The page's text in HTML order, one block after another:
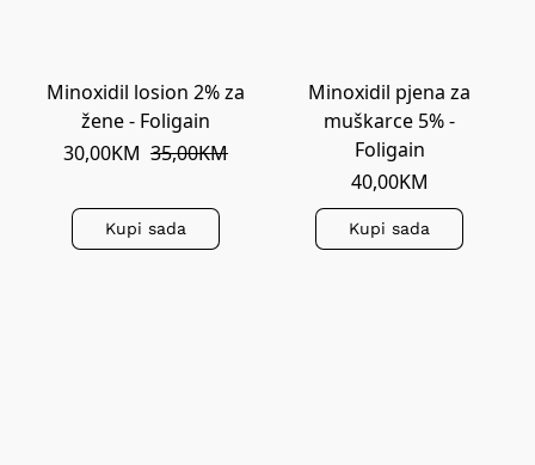
Minoxidil losion 2% za
žene - Foligain
30,00KM 35,00KM
Kupi sada
Minoxidil pjena za
muškarce 5% -
Foligain
40,00KM
Kupi sada